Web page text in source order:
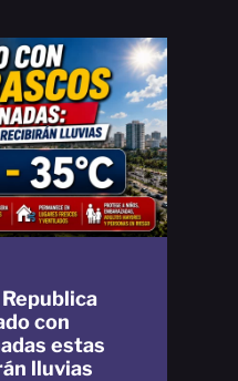
con
estas
lluvias